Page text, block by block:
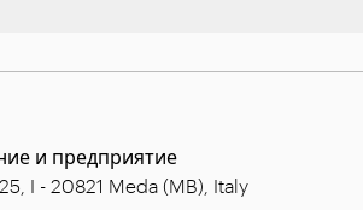
и предприятие
I - 20821 Meda (MB), Italy